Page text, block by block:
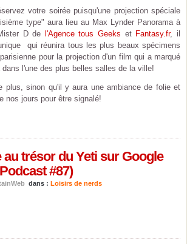
votre soirée puisqu'une projection spéciale
type" aura lieu au Max Lynder Panorama à
D de
l'Agence tous Geeks et Fantasy.fr, il
qui réunira tous les plus beaux spécimens
pour la projection d'un film qui a marqué
l'une des plus belles salles de la ville!
plus, sinon qu'il y aura une ambiance de folie et
nos jours pour être signalé!
au trésor du Yeti sur Google
#87)
dans : Loisirs de nerds